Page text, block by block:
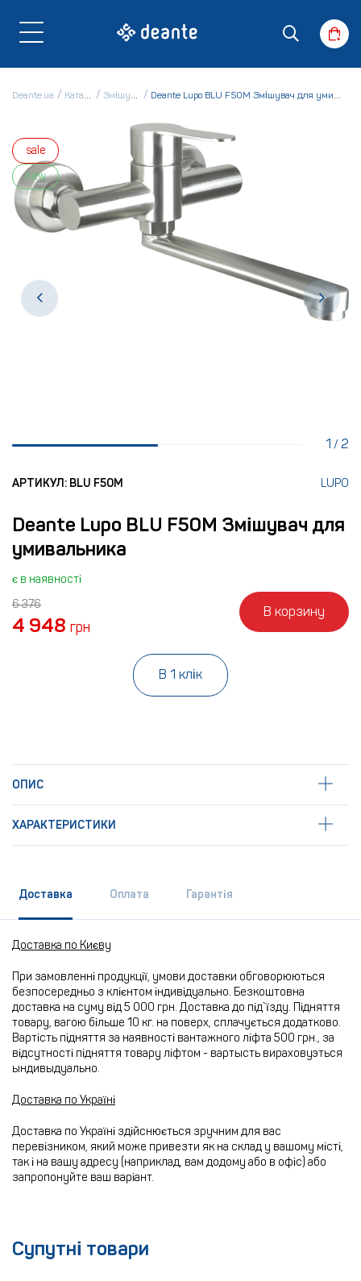
Deante.ua Каталог Змішувачі Deante Lupo BLU F50M Змішувач для умивальника
sale
new
1 /2
АРТИКУЛ: BLU F50M LUPO
Deante Lupo BLU F50M Змішувач для
умивальника
є в наявності
6 376
4 948 грн
В корзину
В 1 клік
ОПИС
ХАРАКТЕРИСТИКИ
Доставка Оплата Гарантія
Доставка по Києву
При замовленні продукції, умови доставки обговорюються
безпосередньо з клієнтом індивідуально. Безкоштовна
доставка на суму від 5 000 грн. Доставка до під`їзду. Підняття
товару, вагою більше 10 кг. на поверх, сплачується додатково.
Вартість підняття за наявності вантажного ліфта 500 грн., за
відсутності підняття товару ліфтом - вартысть вираховуэться
ындивыдуально.
Доставка по Україні
Доставка по Україні здійснюється зручним для вас
перевізником, який може привезти як на склад у вашому місті,
так і на вашу адресу (наприклад, вам додому або в офіс) або
запропонуйте ваш варіант.
Супутні товари